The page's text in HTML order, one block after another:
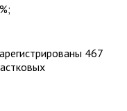
467